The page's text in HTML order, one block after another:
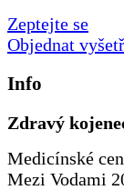
Zeptejte se
Objednat
Info
Zdravý
Medicínské
Mezi Vodami